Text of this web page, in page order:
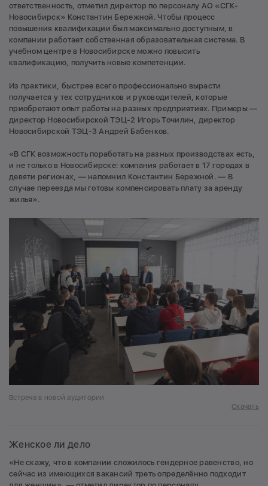
ответственность, отметил директор по персоналу АО «СГК-
Новосибирск» Константин Бережной. Чтобы процесс
повышения квалификации был максимально доступным, в
компании работает собственная образовательная система. В
учебном центре в Новосибирске можно повысить
квалификацию, получить новые компетенции.
Из практики, быстрее всего профессионально вырасти
получается у тех сотрудников и руководителей, которые
приобретают опыт работы на разных предприятиях. Примеры —
директор Новосибирской ТЭЦ-2 Игорь Точилин, директор
Новосибирской ТЭЦ-3 Андрей Бабенков.
«В СГК возможность поработать на разных производствах есть,
и не только в Новосибирске: компания работает в 17 городах в
девяти регионах, — напомнил Константин Бережной. — В
случае переезда мы готовы компенсировать плату за аренду
жилья».
Встреча в новой аудитории
Скачать
Женское ли дело
«Не скажу, что в компании сложилось гендерное равенство, но
сейчас из имеющихся вакансий треть определённо подходит